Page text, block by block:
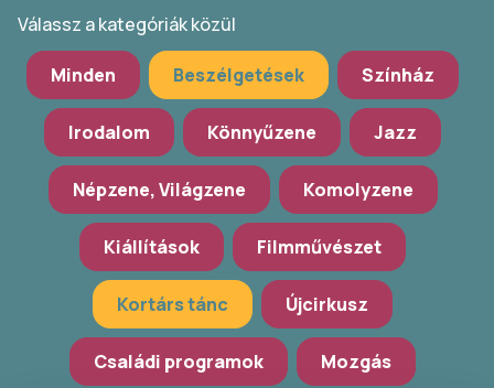
Válassz a kategóriák közül
Minden Beszélgetések Színház
Irodalom Könnyűzene Jazz
Népzene, Világzene Komolyzene
Kiállítások Filmművészet
Kortárs tánc Újcirkusz
Családi programok Mozgás